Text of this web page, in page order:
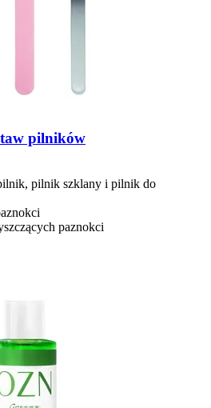
pilników
pilnik szklany i pilnik do
paznokci